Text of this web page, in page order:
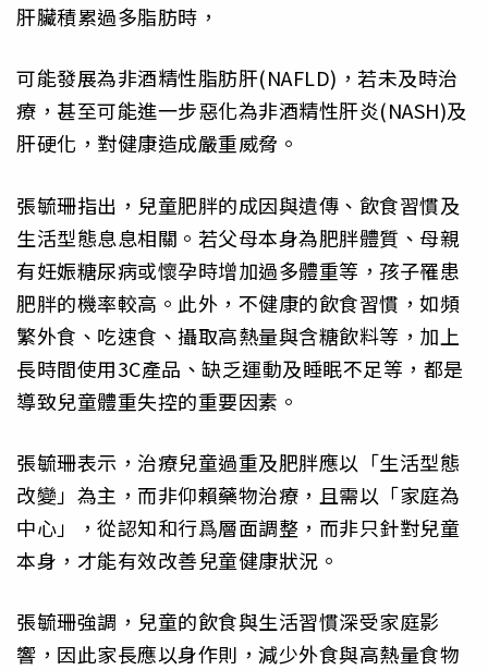
肝臟積累過多脂肪時，
可能發展為非酒精性脂肪肝(NAFLD)，若未及時治
療，甚至可能進一步惡化為非酒精性肝炎(NASH)及
肝硬化，對健康造成嚴重威脅。
張毓珊指出，兒童肥胖的成因與遺傳、飲食習慣及
生活型態息息相關。若父母本身為肥胖體質、母親
有妊娠糖尿病或懷孕時增加過多體重等，孩子罹患
肥胖的機率較高。此外，不健康的飲食習慣，如頻
繁外食、吃速食、攝取高熱量與含糖飲料等，加上
長時間使用3C產品、缺乏運動及睡眠不足等，都是
導致兒童體重失控的重要因素。
張毓珊表示，治療兒童過重及肥胖應以「生活型態
改變」為主，而非仰賴藥物治療，且需以「家庭為
中心」，從認知和行爲層面調整，而非只針對兒童
本身，才能有效改善兒童健康狀況。
張毓珊強調，兒童的飲食與生活習慣深受家庭影
響，因此家長應以身作則，減少外食與高熱量食物